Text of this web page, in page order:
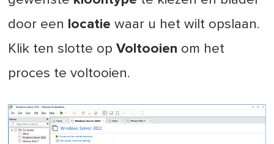
door een
locatie waar u het wilt opslaan.
Klik ten slotte opVoltooien om het
proces te voltooien.